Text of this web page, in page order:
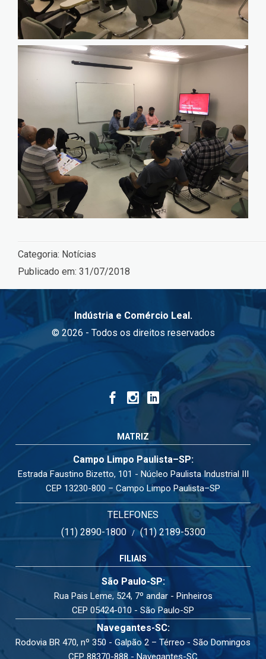
Categoria: Notícias
Publicado em: 31/07/2018
Indústria e Comércio Leal.
© 2026 - Todos os direitos reservados
MATRIZ
Campo Limpo Paulista–SP:
Estrada Faustino Bizetto, 101 - Núcleo Paulista Industrial III
CEP 13230-800 – Campo Limpo Paulista–SP
TELEFONES
(11) 2890-1800/(11) 2189-5300
FILIAIS
São Paulo-SP:
Rua Pais Leme, 524, 7º andar - Pinheiros
CEP 05424-010 - São Paulo-SP
Navegantes-SC:
Rodovia BR 470, nº 350 - Galpão 2 – Térreo - São Domingos
CEP 88370-888 - Navegantes-SC